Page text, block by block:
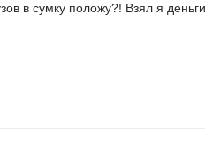
в сумку положу?! Взял я